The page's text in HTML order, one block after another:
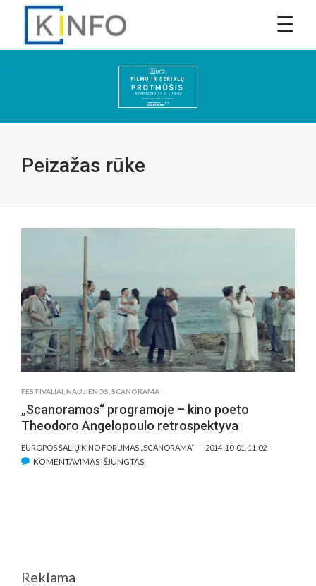
Peizažas rūke
FESTIVALIAI NAUJIENOS SCANORAMA
„Scanoramos“ programoje – kino poeto
Theodoro Angelopoulo retrospektyva
EUROPOS ŠALIŲ KINO FORUMAS „SCANORAMA“ 2014-10-01, 11:02
KOMENTAVIMAS IŠJUNGTASĮRAŠE
Reklama